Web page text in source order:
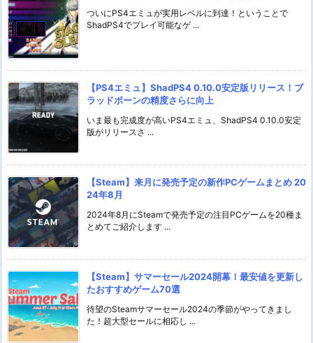
ついにPS4エミュが実用レベルに到達！ということで
ShadPS4でプレイ可能なゲ ...
【PS4エミュ】ShadPS4 0.10.0安定版リリース！ブ
ラッドボーンの精度さらに向上
いま最も完成度が高いPS4エミュ、ShadPS4 0.10.0安定
版がリリースさ ...
【Steam】来月に発売予定の新作PCゲームまとめ 20
24年8月
2024年8月にSteamで発売予定の注目PCゲームを20種ま
とめてご紹介します ...
【Steam】サマーセール2024開幕！最安値を更新し
たおすすめゲーム70選
待望のSteamサマーセール2024の季節がやってきまし
た！超大型セールに相応し ...